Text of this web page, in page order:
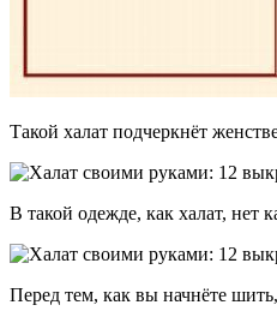
Такой халат подчеркнёт
В такой одежде, как халат, нет
Перед тем, как вы начнёте